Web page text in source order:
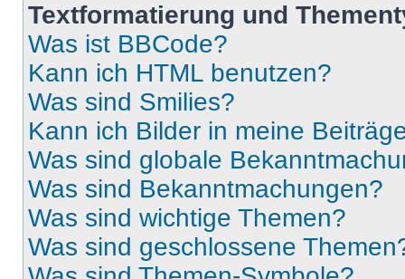
Textformatierung und
Was ist BBCode?
Kann ich HTML benutzen?
Was sind Smilies?
Kann ich Bilder in meine
Was sind globale
Was sind Bekanntmachungen?
Was sind wichtige Themen?
Was sind geschlossene